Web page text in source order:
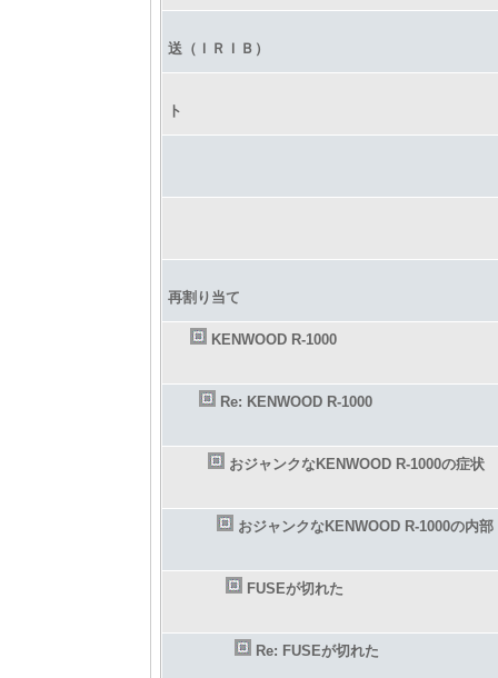
送（ＩＲＩＢ）
ト
再割り当て
KENWOOD R-1000
Re: KENWOOD R-1000
おジャンクなKENWOOD R-1000の症状
おジャンクなKENWOOD R-1000の内部
FUSEが切れた
Re: FUSEが切れた